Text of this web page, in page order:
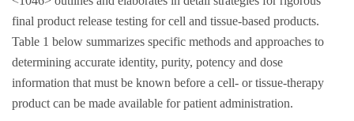
final product release testing for cell and tissue-based products.
Table 1 below summarizes specific methods and approaches to
determining accurate identity, purity, potency and dose
information that must be known before a cell- or tissue-therapy
product can be made available for patient administration.